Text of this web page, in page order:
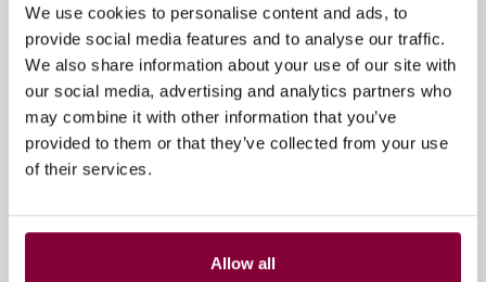
We use cookies to personalise content and ads, to
provide social media features and to analyse our traffic.
We also share information about your use of our site with
our social media, advertising and analytics partners who
may combine it with other information that you’ve
provided to them or that they’ve collected from your use
of their services.
Allow all
18 september 2025
12:10
Gratis
Tags
Educatie & Inspiratie